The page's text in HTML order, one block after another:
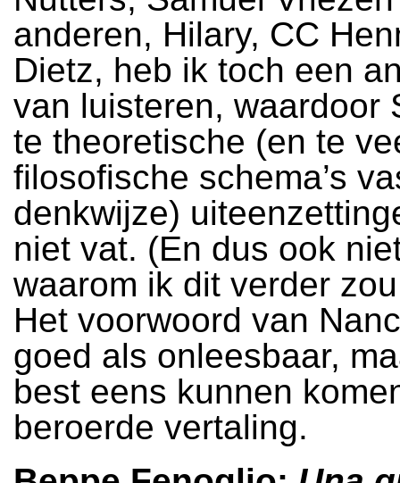
anderen, Hilary, CC
Dietz, heb ik toch een
van luisteren, waardoor
te theoretische (en te
filosofische schema’s
denkwijze)
niet vat. (En dus ook
waarom ik dit verder
Het voorwoord van
goed als onleesbaar,
best eens kunnen
beroerde vertaling.